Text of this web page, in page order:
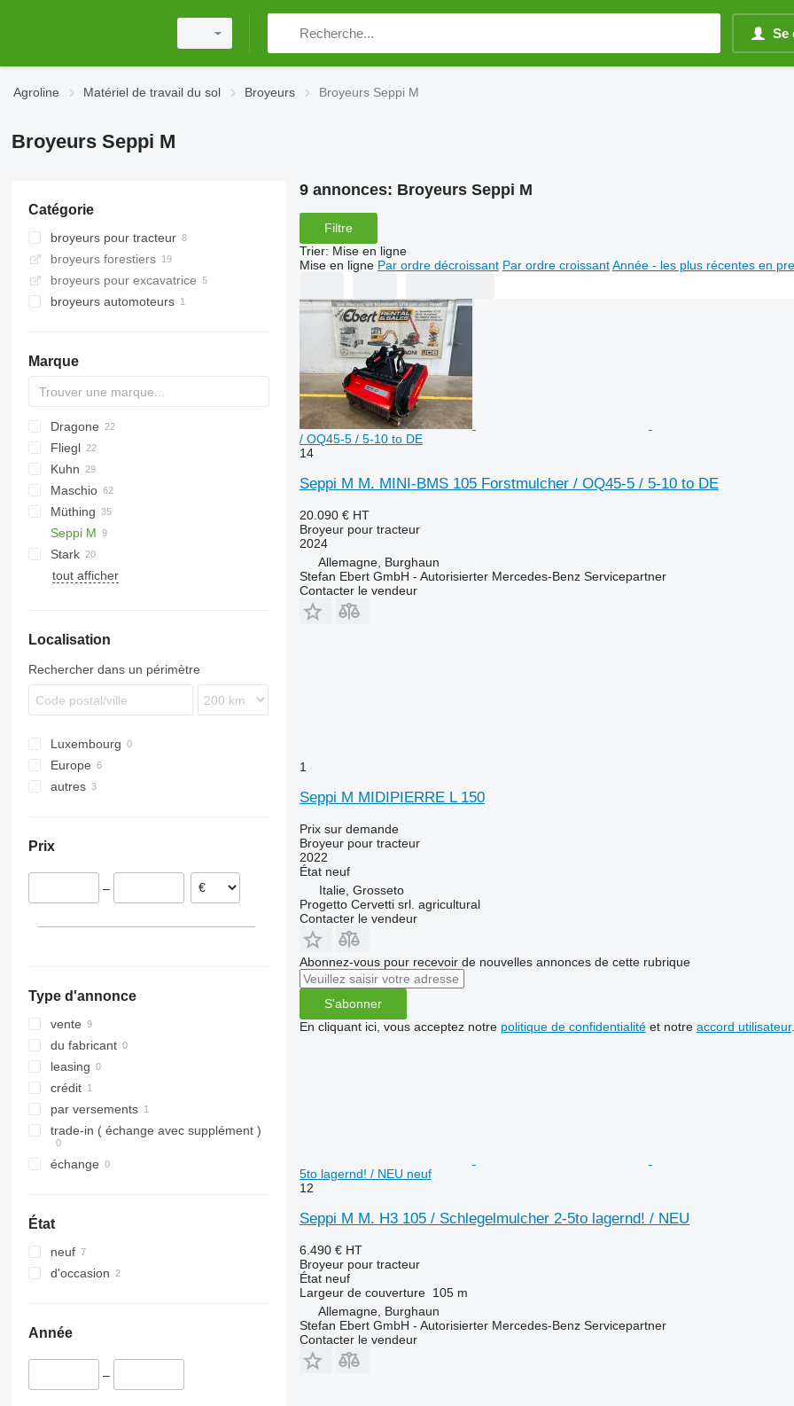
Se
Agroline Matériel de travail du sol Broyeurs Broyeurs Seppi M
Broyeurs Seppi M
Catégorie
broyeurs pour tracteur
broyeurs forestiers
broyeurs pour excavatrice
broyeurs automoteurs
Marque
AS
GKR
PARK
Z-series
CK
Sirio
Dragone
VL
VP
SMK
UM
USM
Fliegl
Gemella
333 G
Kuhn
FC
GMD
Tbes
Maschio
Barbi
Birba
Bisonte
Brava
Jolly
Müthing
MU
Grizzly
Raptor
BP
Kangu
SinusCut
5026
FX
Seppi M
H3
MINI-BMS
SMO
Stark
MU
tout afficher
Localisation
Rechercher dans un périmètre
Luxembourg
Europe
Allemagne
autres
Prix
–
Type d'annonce
vente
du fabricant
leasing
crédit
par versements
trade-in ( échange avec supplément )
échange
État
neuf
d'occasion
Année
–
9 annonces: Broyeurs Seppi M
Filtre
Trier: Mise en ligne
Mise en ligne Par ordre décroissant Par ordre croissant Année - les plus récentes en
/ OQ45-5 / 5-10 to DE
14
Seppi M M. MINI-BMS 105 Forstmulcher / OQ45-5 / 5-10 to DE
20.090 € HT
Broyeur pour tracteur
2024
Allemagne, Burghaun
Stefan Ebert GmbH - Autorisierter Mercedes-Benz Servicepartner
Contacter le vendeur
1
Seppi M MIDIPIERRE L 150
Prix sur demande
Broyeur pour tracteur
2022
Étatneuf
Italie, Grosseto
Progetto Cervetti srl. agricultural
Contacter le vendeur
Abonnez-vous pour recevoir de nouvelles annonces de cette rubrique
S'abonner
En cliquant ici, vous acceptez notre politique de confidentialitéet notre accord utilisateur.
5to lagernd! / NEU neuf
12
Seppi M M. H3 105 / Schlegelmulcher 2-5to lagernd! / NEU
6.490 € HT
Broyeur pour tracteur
Étatneuf
Largeur de couverture 105 m
Allemagne, Burghaun
Stefan Ebert GmbH - Autorisierter Mercedes-Benz Servicepartner
Contacter le vendeur